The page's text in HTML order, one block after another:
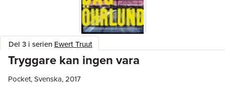
Del 3 i serien Ewert Truut
Tryggare kan ingen vara
Pocket, Svenska, 2017